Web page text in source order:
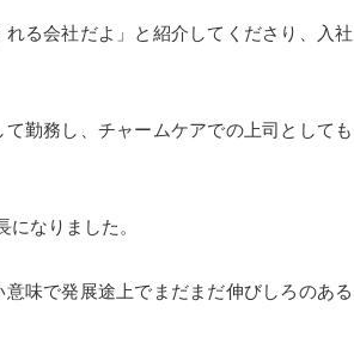
る会社だよ」と紹介してくださり、入社
勤務し、チャームケアでの上司としても
なりました。
味で発展途上でまだまだ伸びしろのある